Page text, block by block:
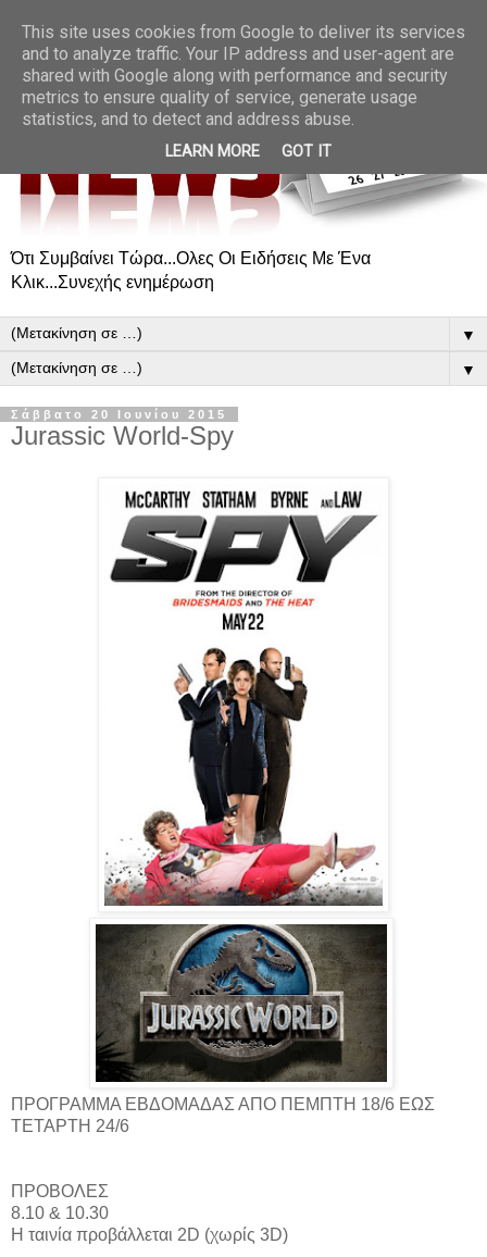
Ότι Συμβαίνει Τώρα...Ολες Οι Ειδήσεις Με Ένα
Κλικ...Συνεχής ενημέρωση
▼
▼
Σάββατο 20 Ιουνίου 2015
Jurassic World-Spy
ΠΡΟΓΡΑΜΜΑ ΕΒΔΟΜΑΔΑΣ ΑΠΟ ΠΕΜΠΤΗ 18/6 ΕΩΣ
ΤΕΤΑΡΤΗ 24/6
ΠΡΟΒΟΛΕΣ
8.10 & 10.30
Η ταινία προβάλλεται 2D (χωρίς 3D)
This site uses cookies from Google to deliver its services
and to analyze traffic. Your IP address and user-agent are
shared with Google along with performance and security
metrics to ensure quality of service, generate usage
statistics, and to detect and address abuse.
LEARN MORE GOT IT